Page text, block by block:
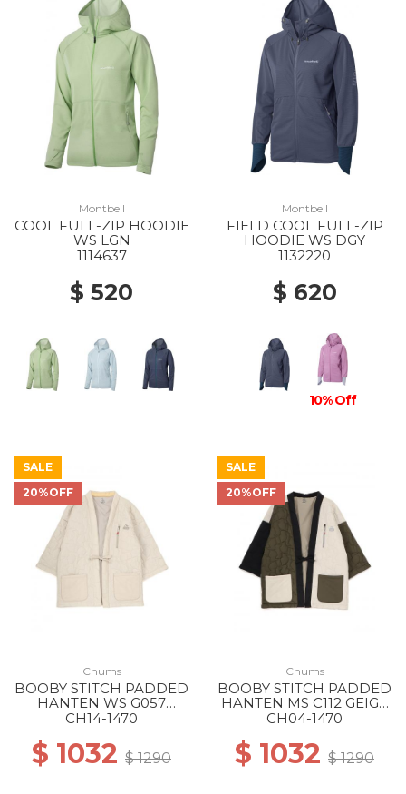
Montbell
COOL FULL-ZIP HOODIE
WS LGN
1114637
$ 520
Montbell
FIELD COOL FULL-ZIP
HOODIE WS DGY
1132220
$ 620
10% Off
SALE
20%OFF
Chums
BOOBY STITCH PADDED
HANTEN WS G057
GREIGE
CH14-1470
$ 1032 $ 1290
SALE
20%OFF
Chums
BOOBY STITCH PADDED
HANTEN MS C112 GEIGE
CRAZY
CH04-1470
$ 1032 $ 1290